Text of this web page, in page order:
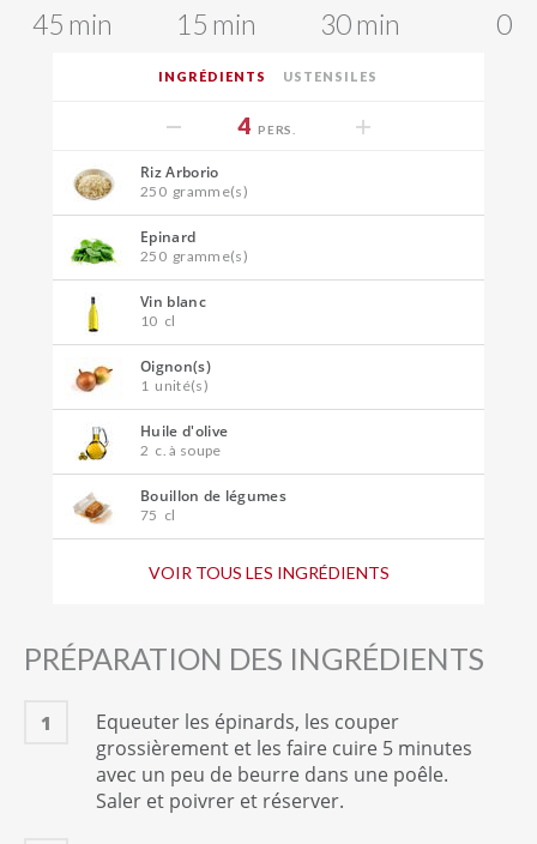
45 min 15 min 30 min 0
INGRÉDIENTS USTENSILES
4 PERS.
Riz Arborio
250 gramme(s)
Epinard
250 gramme(s)
Vin blanc
10 cl
Oignon(s)
1 unité(s)
Huile d'olive
2 c. à soupe
Bouillon de légumes
75 cl
150 gramme(s)
Poivre
1 Quantité suffisante
VOIR TOUS LES INGRÉDIENTS
PRÉPARATION DES INGRÉDIENTS
1
Equeuter les épinards, les couper
grossièrement et les faire cuire 5 minutes
avec un peu de beurre dans une poêle.
Saler et poivrer et réserver.